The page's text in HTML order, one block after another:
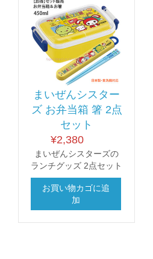
まいぜんシスター
ズ お弁当箱 箸 2点
セット
¥2,380
まいぜんシスターズの
ランチグッズ 2点セット
お買い物カゴに追
加